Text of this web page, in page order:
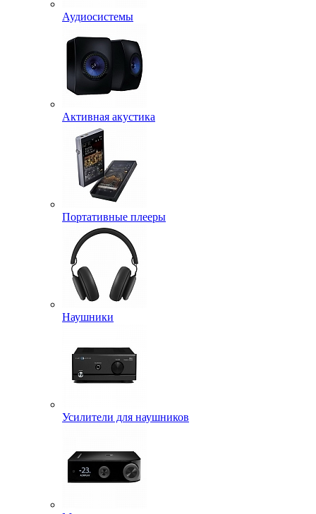
Аудиосистемы
Активная акустика
Портативные плееры
Наушники
Усилители для наушников